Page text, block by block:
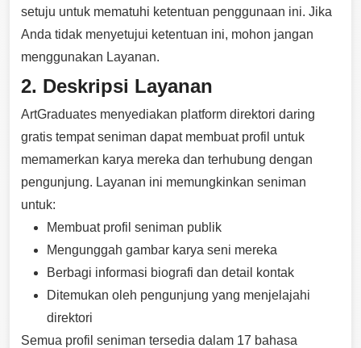
setuju untuk mematuhi ketentuan penggunaan ini. Jika
Anda tidak menyetujui ketentuan ini, mohon jangan
menggunakan Layanan.
2. Deskripsi Layanan
ArtGraduates menyediakan platform direktori daring
gratis tempat seniman dapat membuat profil untuk
memamerkan karya mereka dan terhubung dengan
pengunjung. Layanan ini memungkinkan seniman
untuk:
Membuat profil seniman publik
Mengunggah gambar karya seni mereka
Berbagi informasi biografi dan detail kontak
Ditemukan oleh pengunjung yang menjelajahi
direktori
Semua profil seniman tersedia dalam 17 bahasa